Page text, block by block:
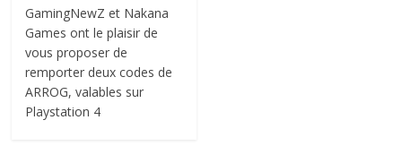
GamingNewZ et Nakana
Games ont le plaisir de
vous proposer de
remporter deux codes de
ARROG, valables sur
Playstation 4